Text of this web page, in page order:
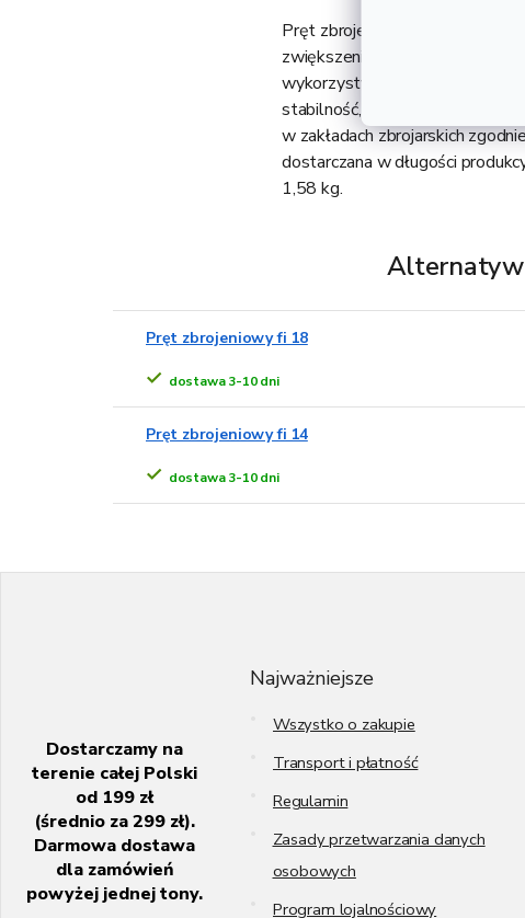
Pręt zbrojeniowy fi 16 to
zwiększenia jego nośności i
wykorzystywana jest do
stabilność, wytrzymałość i
w zakładach zbrojarskich
dostarczana w długości
1,58 kg.
Pręt zbrojeniowy fi 18
dostawa 3-10 dni
Pręt zbrojeniowy fi 14
dostawa 3-10 dni
Dostarczamy na
terenie całej Polski
od 199 zł
(średnio za 299 zł).
Darmowa dostawa
dla zamówień
powyżej jednej tony.
Najważniejsze
Wszystko o zakupie
Transport i płatność
Regulamin
Zasady przetwarzania danych
osobowych
Program lojalnościowy